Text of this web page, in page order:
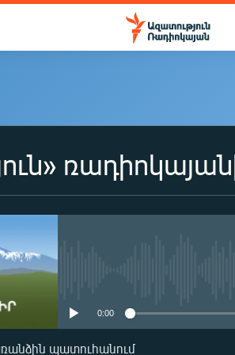
0:00
պատուհանում